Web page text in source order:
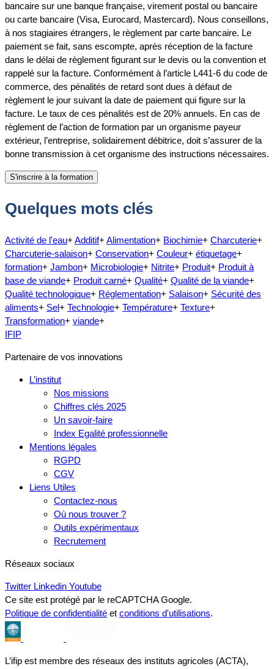
bancaire sur une banque française, virement postal ou bancaire
ou carte bancaire (Visa, Eurocard, Mastercard). Nous conseillons,
à nos stagiaires étrangers, le règlement par carte bancaire. Le
paiement se fait, sans escompte, après réception de la facture
dans le délai de règlement figurant sur le devis ou la convention et
rappelé sur la facture. Conformément à l’article L441-6 du code de
commerce, des pénalités de retard sont dues à défaut de
règlement le jour suivant la date de paiement qui figure sur la
facture. Le taux de ces pénalités est de 20% annuels. En cas de
règlement de l’action de formation par un organisme payeur
extérieur, l’entreprise, solidairement débitrice, doit s’assurer de la
bonne transmission à cet organisme des instructions nécessaires.
Quelques mots clés
Activité de l'eau+ Additif+ Alimentation+ Biochimie+ Charcuterie+
Charcuterie-salaison+ Conservation+ Couleur+ étiquetage+
formation+ Jambon+ Microbiologie+ Nitrite+ Produit+ Produit à
base de viande+ Produit carné+ Qualité+ Qualité de la viande+
Qualité technologique+ Réglementation+ Salaison+ Sécurité des
aliments+ Sel+ Technologie+ Température+ Texture+
Transformation+ viande+
IFIP
Partenaire de vos innovations
L’institut
Nos missions
Chiffres clés 2025
Un savoir-faire
Index Egalité professionnelle
Mentions légales
RGPD
CGV
Liens Utiles
Contactez-nous
Où nous trouver ?
Outils expérimentaux
Recrutement
Réseaux sociaux
Twitter Linkedin Youtube
Ce site est protégé par le reCAPTCHA Google.
Politique de confidentialité et conditions d'utilisations.
L’ifip est membre des réseaux des instituts agricoles (ACTA),